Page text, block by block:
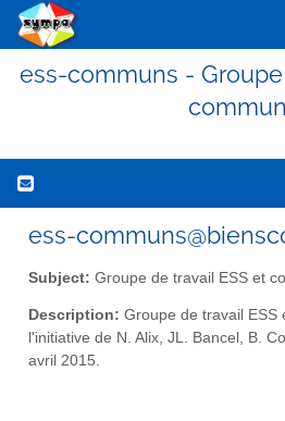
ess-communs -
ess-
Subject: Groupe de travail ESS et
Description: Groupe de travail ESS
l'initiative de N. Alix, JL. Bancel, B.
avril 2015.